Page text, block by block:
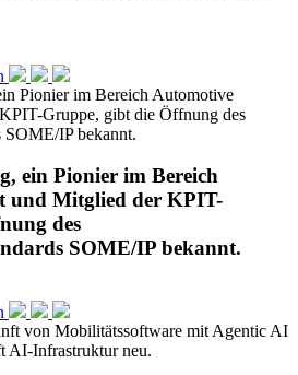
ein Pionier im Bereich
und Mitglied der KPIT-
des
SOME/IP bekannt.